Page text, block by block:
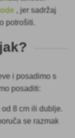
, jer sadržaj
potrošiti.
i posadimo s
posaditi:
8 cm ili dublje.
se razmak